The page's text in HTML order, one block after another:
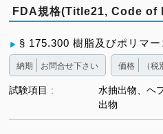
FDA規格(Title21, Code
§ 175.300 樹脂及びポリマ
納期 お問合せ下さい 価格 （
試験項目
水抽出物、ヘ
出物